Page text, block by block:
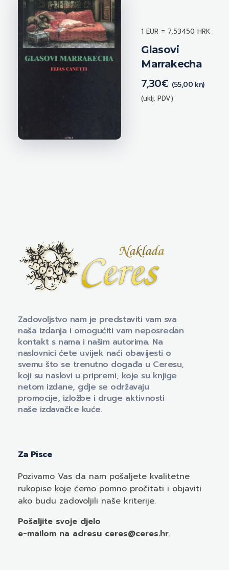
Glasovi
Marrakecha
7,30€ (55,00 kn)
(uklj. PDV)
1 EUR = 7,53450 HRK
Zadovoljstvo nam je predstaviti vam sva
naša izdanja i omogućiti vam neposredan
kontakt s nama i našim autorima. Na
naslovnici ćete uvijek naći obavijesti o
svemu što se trenutno događa u Ceresu,
koji su naslovi u pripremi, koje su knjige
netom izdane, gdje se održavaju
promocije, izložbe i druge aktivnosti
naše izdavačke kuće.
Za Pisce
Pozivamo Vas da nam pošaljete kvalitetne
rukopise koje ćemo pomno pročitati i objaviti
ako budu zadovoljili naše kriterije.
Pošaljite svoje djelo
e-mailom na adresu ceres@ceres.hr.